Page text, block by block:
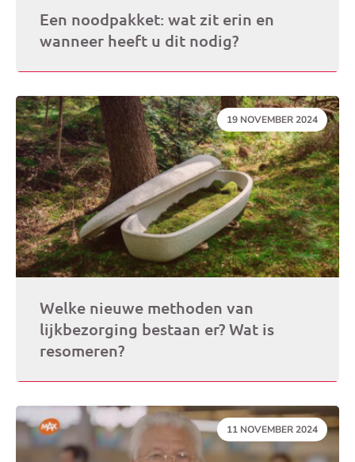
Een noodpakket: wat zit erin en
wanneer heeft u dit nodig?
DATUM:
19 NOVEMBER 2024
Welke nieuwe methoden van
lijkbezorging bestaan er? Wat is
resomeren?
DATUM:
11 NOVEMBER 2024